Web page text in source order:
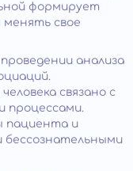
формирует
свое
анализа
связано с
процессами.
пациента и
бессознательными